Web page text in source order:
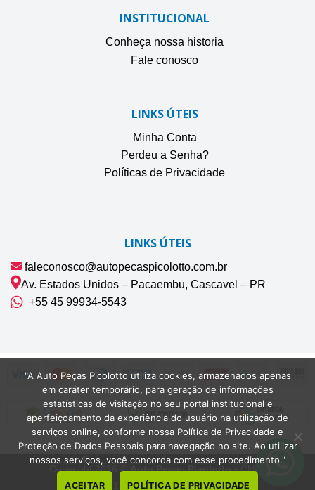
INSTITUCIONAL
Conheça nossa historia
Fale conosco
LINKS ÚTEIS
Minha Conta
Perdeu a Senha?
Políticas de Privacidade
LINKS ÚTEIS
faleconosco@autopecaspicolotto.com.br
Av. Estados Unidos – Pacaembu, Cascavel – PR
+55 45 99934‑5543‬
Copyright 2026 ©Auto Peças Picolotto• CNPJ
42.075.132/0001-22 | Cascavel-PR
"A Auto Peças Picolotto utiliza cookies, armazenados apenas
em caráter temporário, para geração de informações
estatísticas de visitação no seu portal institucional e
aperfeiçoamento da experiência do usuário na utilização de
serviços online, conforme nossa Política de Privacidade e
Proteção de Dados Pessoais para navegação no site. Ao utilizar
nossos serviços, você concorda com esse procedimento."
ACEITAR POLÍTICA DE PRIVACIDADE